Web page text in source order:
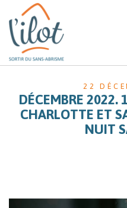
22
DÉCEMBRE 2022.
CHARLOTTE ET
NUIT